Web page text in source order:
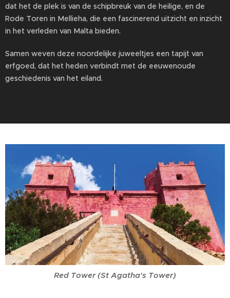
dat het de plek is van de schipbreuk van de heilige, en de
Rode Toren in Mellieha, die een fascinerend uitzicht en inzicht
in het verleden van Malta bieden.
Samen weven deze noordelijke juweeltjes een tapijt van
erfgoed, dat het heden verbindt met de eeuwenoude
geschiedenis van het eiland.
Red Tower (St Agatha's Tower)